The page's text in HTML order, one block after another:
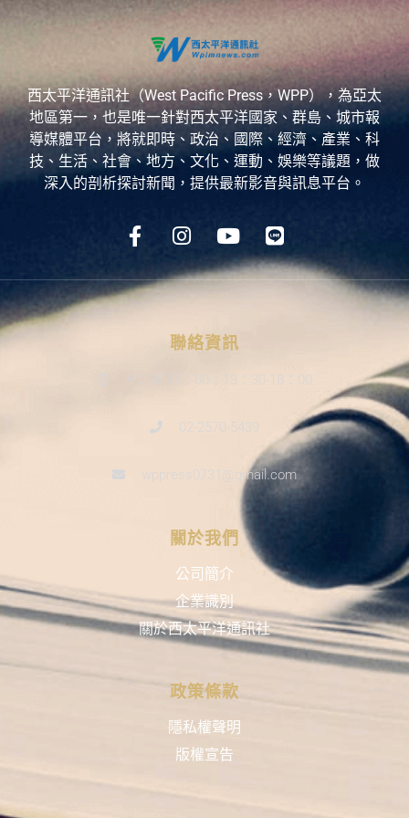
西太平洋通訊社（West Pacific Press，WPP），為亞太
地區第一，也是唯一針對西太平洋國家、群島、城市報
導媒體平台，將就即時、政治、國際、經濟、產業、科
技、生活、社會、地方、文化、運動、娛樂等議題，做
深入的剖析探討新聞，提供最新影音與訊息平台。
聯絡資訊
9：30-12：00；13：30-18：00
02-2570-5439
wppress0731@gmail.com
關於我們
公司簡介
企業識別
關於西太平洋通訊社
政策條款
隱私權聲明
版權宣告